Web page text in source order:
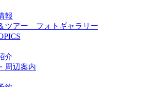
報
ツアー フォトギャラリー
介
周辺案内